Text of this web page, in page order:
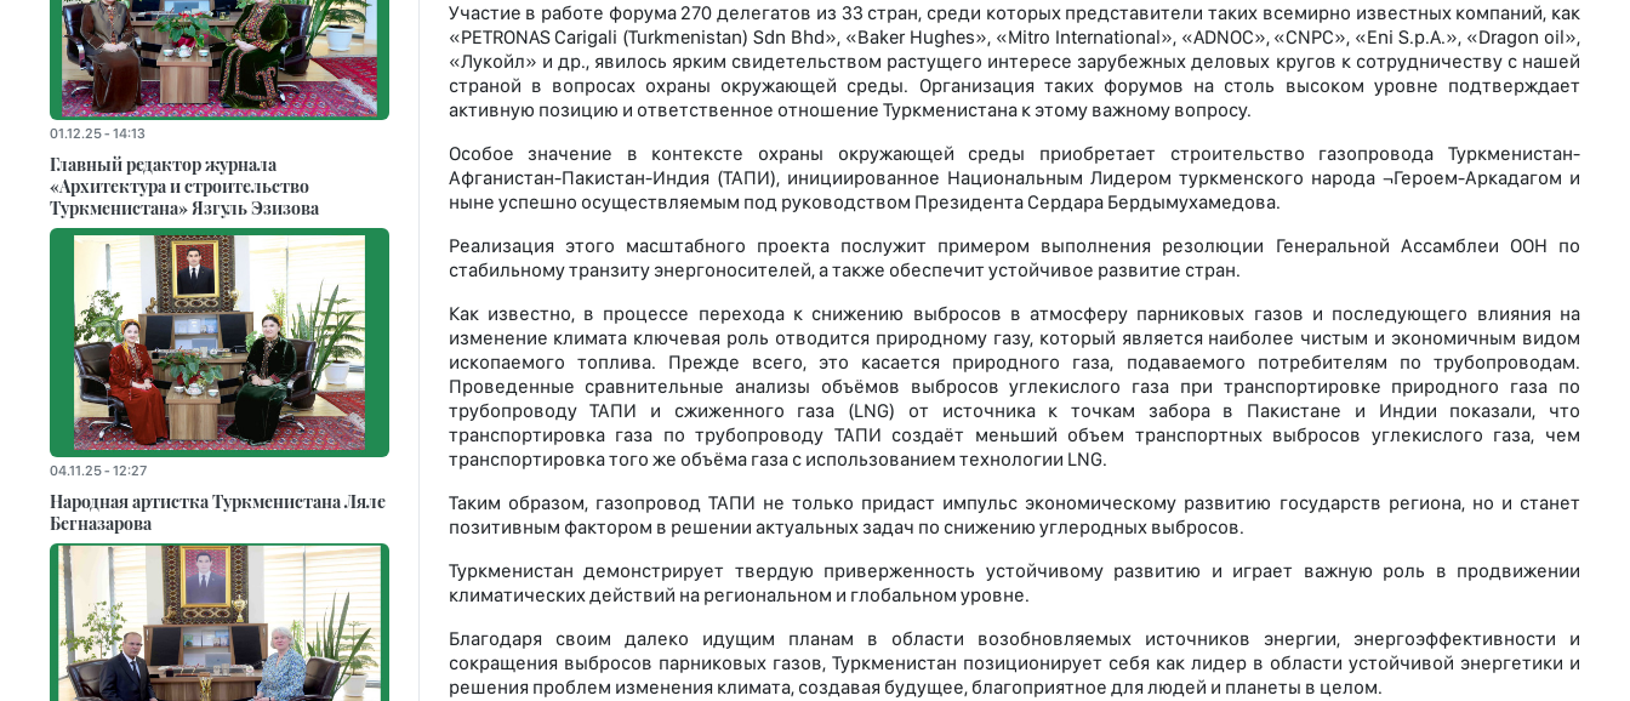
Участие в работе форума 270 делегатов из 33 стран, среди которых представители таких всемирно известных компаний, как
«PETRONAS Carigali (Turkmenistan) Sdn Bhd», «Baker Hughes», «Mitro International», «ADNOC», «CNPC», «Eni S.p.A.», «Dragon oil»,
«Лукойл» и др., явилось ярким свидетельством растущего интересе зарубежных деловых кругов к сотрудничеству с нашей
страной в вопросах охраны окружающей среды. Организация таких форумов на столь высоком уровне подтверждает
активную позицию и ответственное отношение Туркменистана к этому важному вопросу.
Особое значение в контексте охраны окружающей среды приобретает строительство газопровода Туркменистан-
Афганистан-Пакистан-Индия (ТАПИ), инициированное Национальным Лидером туркменского народа ¬Героем-Аркадагом и
ныне успешно осуществляемым под руководством Президента Сердара Бердымухамедова.
Реализация этого масштабного проекта послужит примером выполнения резолюции Генеральной Ассамблеи ООН по
стабильному транзиту энергоносителей, а также обеспечит устойчивое развитие стран.
Как известно, в процессе перехода к снижению выбросов в атмосферу парниковых газов и последующего влияния на
изменение климата ключевая роль отводится природному газу, который является наиболее чистым и экономичным видом
ископаемого топлива. Прежде всего, это касается природного газа, подаваемого потребителям по трубопроводам.
Проведенные сравнительные анализы объёмов выбросов углекислого газа при транспортировке природного газа по
трубопроводу ТАПИ и сжиженного газа (LNG) от источника к точкам забора в Пакистане и Индии показали, что
транспортировка газа по трубопроводу ТАПИ создаёт меньший объем транспортных выбросов углекислого газа, чем
транспортировка того же объёма газа с использованием технологии LNG.
Таким образом, газопровод ТАПИ не только придаст импульс экономическому развитию государств региона, но и станет
позитивным фактором в решении актуальных задач по снижению углеродных выбросов.
Туркменистан демонстрирует твердую приверженность устойчивому развитию и играет важную роль в продвижении
климатических действий на региональном и глобальном уровне.
Благодаря своим далеко идущим планам в области возобновляемых источников энергии, энергоэффективности и
сокращения выбросов парниковых газов, Туркменистан позиционирует себя как лидер в области устойчивой энергетики и
решения проблем изменения климата, создавая будущее, благоприятное для людей и планеты в целом.
01.12.25 - 14:13
Главный редактор журнала
«Архитектура и строительство
Туркменистана» Язгуль Эзизова
04.11.25 - 12:27
Народная артистка Туркменистана Ляле
Бегназарова